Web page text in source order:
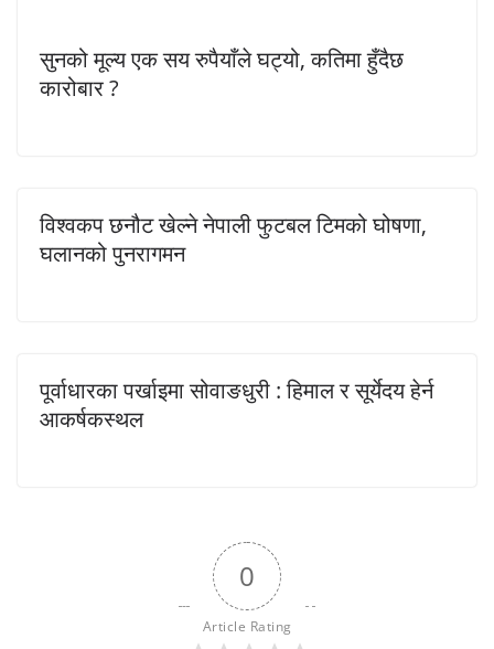
सुनको मूल्य एक सय रुपैयाँले घट्यो, कतिमा हुँदैछ
कारोबार ?
विश्वकप छनौट खेल्ने नेपाली फुटबल टिमको घोषणा,
घलानको पुनरागमन
पूर्वाधारका पर्खाइमा सोवाङधुरी : हिमाल र सूर्येदय हेर्न
आकर्षकस्थल
0
Article Rating